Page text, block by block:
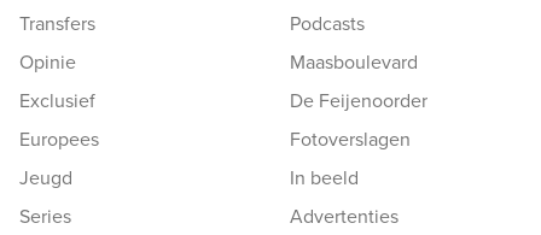
Transfers
Opinie
Exclusief
Europees
Jeugd
Series
Podcasts
Maasboulevard
De Feijenoorder
Fotoverslagen
In beeld
Advertenties